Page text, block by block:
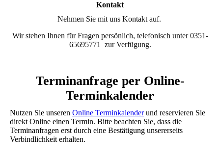
Kontakt
Nehmen Sie mit uns Kontakt auf.
Wir stehen Ihnen für Fragen persönlich, telefonisch unter 0351-
65695771 zur Verfügung.
Terminanfrage per Online-
Terminkalender
Nutzen Sie unseren Online Terminkalenderund reservieren Sie
direkt Online einen Termin. Bitte beachten Sie, dass die
Terminanfragen erst durch eine Bestätigung unsererseits
Verbindlichkeit erhalten.